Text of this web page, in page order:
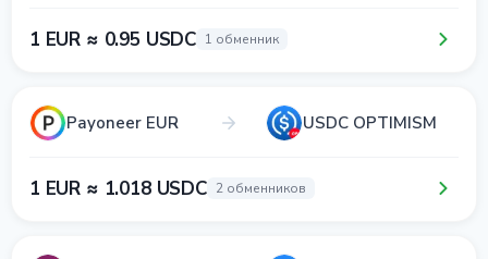
1 EUR ≈ 0.95 USDC 1 обменник
Payoneer EUR USDC OPTIMISM
1 EUR ≈ 1.018 USDC 2 обменников